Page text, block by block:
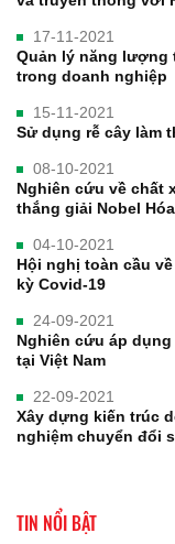
17-11-2021
Quản lý năng lượng
trong doanh nghiệp
15-11-2021
Sử dụng rễ cây làm
08-10-2021
Nghiên cứu về chất
thắng giải Nobel
04-10-2021
Hội nghị toàn cầu
kỳ Covid-19
24-09-2021
Nghiên cứu áp
tại Việt Nam
22-09-2021
Xây dựng kiến trúc
nghiệm chuyển đổi
TIN NỔI BẬT